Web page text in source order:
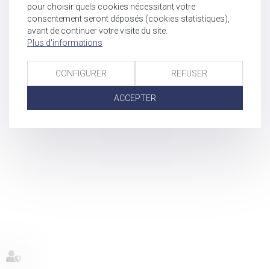
pour choisir quels cookies nécessitant votre
consentement seront déposés (cookies statistiques),
avant de continuer votre visite du site.
Plus d'informations
CONFIGURER REFUSER
ACCEPTER